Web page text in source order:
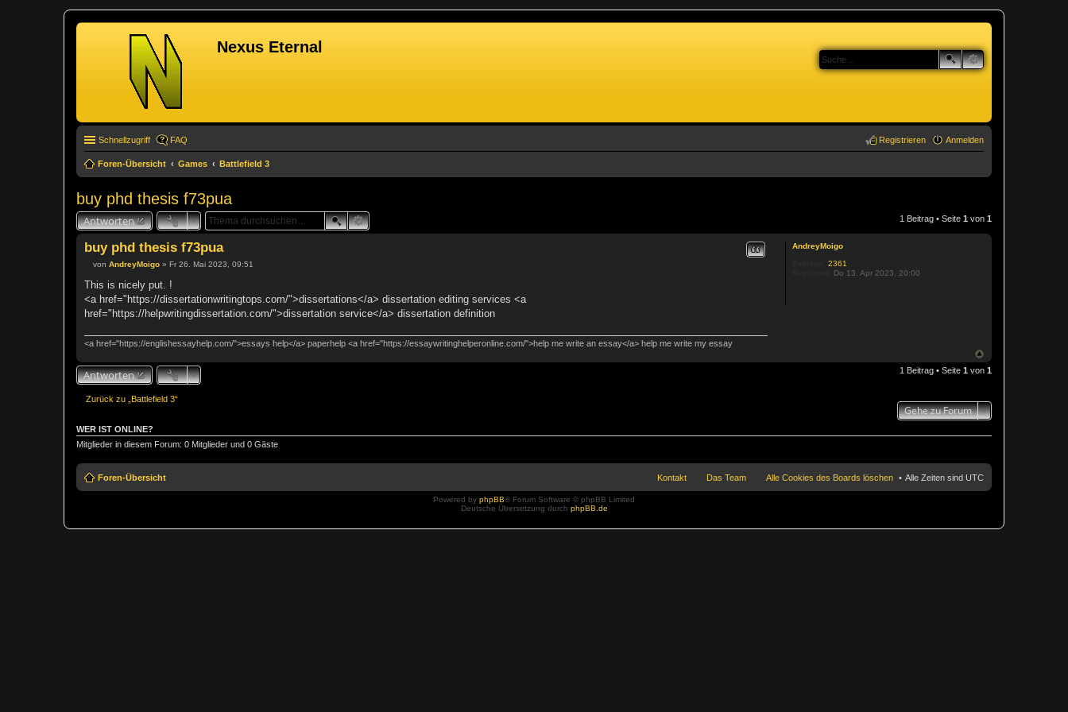
Nexus Eternal
Schnellzugriff FAQ Anmelden
Registrieren
Foren-Übersicht Games Battlefield 3
buy phd thesis f73pua
Antworten 1 Beitrag • Seite 1 von 1
AndreyMoigo
2361
Do 13. Apr 2023, 20:00
buy phd thesis f73pua Zitat
e
t
a
von AndreyMoigo » Fr 26. Mai 2023, 09:51
This is nicely put. !
<a href="https://dissertationwritingtops.com/">dissertations</a> dissertation editing services <a
href="https://helpwritingdissertation.com/">dissertation service</a> dissertation definition
<a href="https://englishessayhelp.com/">essays help</a> paperhelp <a href="https://essaywritinghelperonline.com/">help me write an essay</a> help me write my essay
Antworten 1 Beitrag • Seite 1 von 1
Zurück zu „Battlefield 3“
Gehe zu Forum
WER IST ONLINE?
Mitglieder in diesem Forum: 0 Mitglieder und 0 Gäste
Foren-Übersicht Alle Zeiten sind UTC
Alle Cookies des Boards löschen
Das Team
Kontakt
Powered by phpBB® Forum Software © phpBB Limited
Deutsche Übersetzung durch phpBB.de